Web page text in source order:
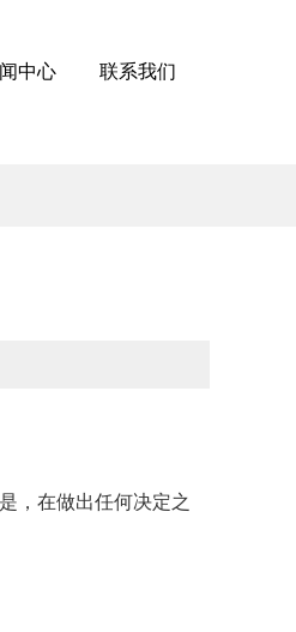
中心 联系我们
，在做出任何决定之